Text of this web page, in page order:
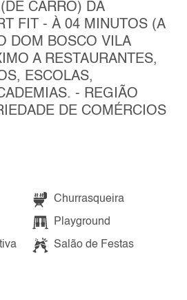
CARRO) DA
FIT - À 04 MINUTOS (A
DOM BOSCO VILA
A RESTAURANTES,
ESCOLAS,
- REGIÃO
DE COMÉRCIOS
Churrasqueira
Playground
Salão de Festas